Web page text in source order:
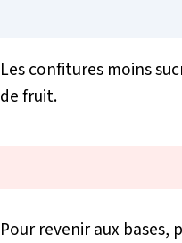
Les confitures moins
de fruit.
Pour revenir aux